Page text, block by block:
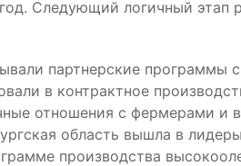
Следующий логичный этап
партнерские программы
в контрактное
отношения с фермерами и
область вышла в
производства